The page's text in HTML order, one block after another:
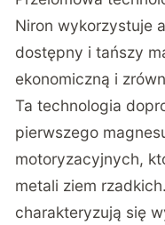
Niron wykorzystuje
dostępny i tańszy
ekonomiczną i
Ta technologia
pierwszego
motoryzacyjnych,
metali ziem
charakteryzują się